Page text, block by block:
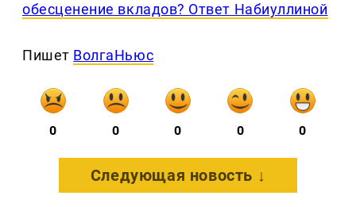
обесценение вкладов? Ответ Набиуллиной
Пишет ВолгаНьюс
0 0 0 0 0
Следующая новость ↓